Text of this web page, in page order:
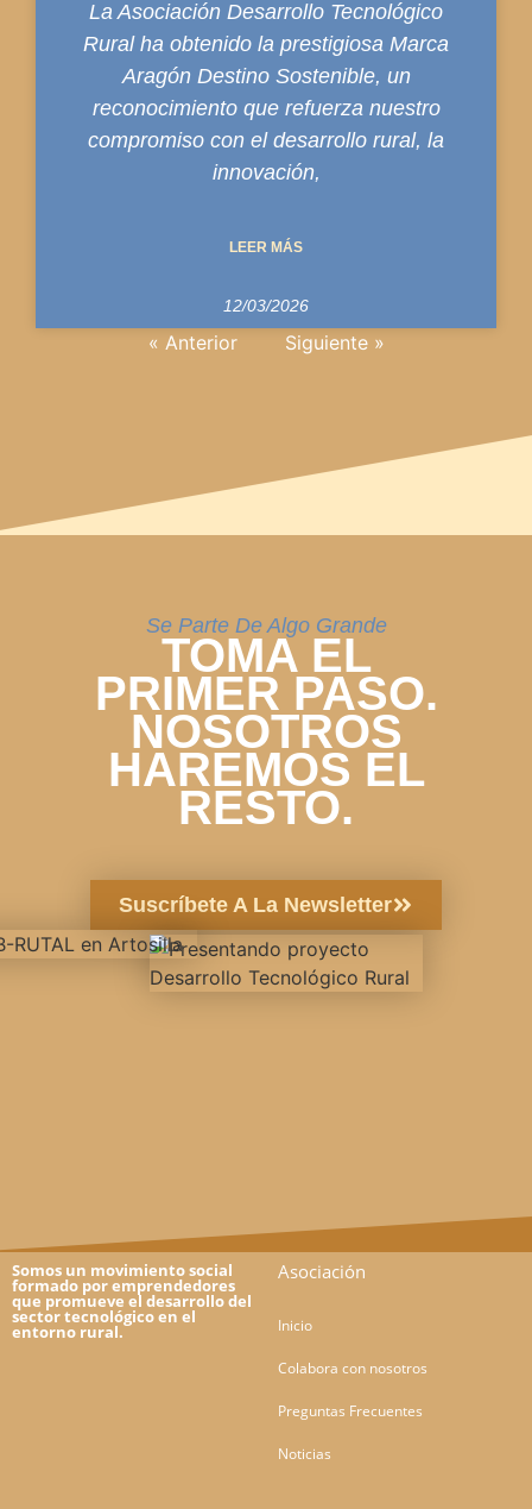
La Asociación Desarrollo Tecnológico
Rural ha obtenido la prestigiosa Marca
Aragón Destino Sostenible, un
reconocimiento que refuerza nuestro
compromiso con el desarrollo rural, la
innovación,
LEER MÁS
12/03/2026
« Anterior Siguiente »
Se Parte De Algo Grande
TOMA EL
PRIMER PASO.
NOSOTROS
HAREMOS EL
RESTO.
Suscríbete A La Newsletter
Somos un movimiento social
formado por emprendedores
que promueve el desarrollo del
sector tecnológico en el
entorno rural.
Asociación
Inicio
Colabora con nosotros
Preguntas Frecuentes
Noticias